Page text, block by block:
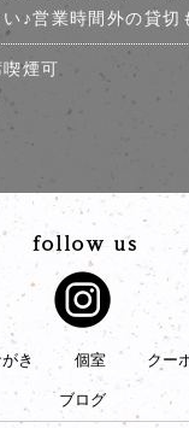
♪営業時間外の貸切
煙可
き 個室 クー
ブログ